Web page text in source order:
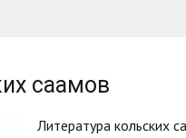
саамов
Литература кольских